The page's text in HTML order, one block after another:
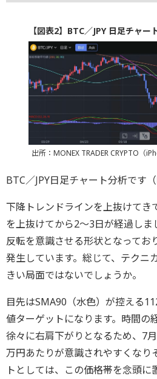
【図表2】BTC／JPY 日足チャー
出所：MONEX TRADER CRYPTO（
BTC／JPY日足チャート分析です（
下降トレンドラインを上抜けてき
を上抜けてから2～3日が経過しま
反転を意識させる形状となってお
発生しています。総じて、テクニ
きい局面ではないでしょうか。
目先はSMA90（水色）が控える
値ターゲットになります。時間の
徐々に右肩下がりとなるため、7
万円あたりが意識されやすくなり
トとしては、この価格帯を念頭